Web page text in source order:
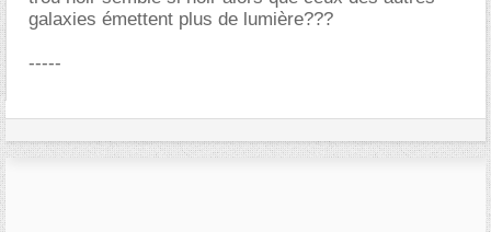
galaxies émettent plus de lumière???
-----